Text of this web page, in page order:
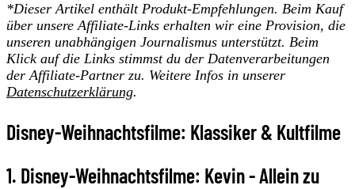
*Dieser Artikel enthält Produkt-Empfehlungen. Beim Kauf
über unsere Affiliate-Links erhalten wir eine Provision, die
unseren unabhängigen Journalismus unterstützt. Beim
Klick auf die Links stimmst du der Datenverarbeitungen
der Affiliate-Partner zu. Weitere Infos in unserer
Datenschutzerklärung.
Disney-Weihnachtsfilme: Klassiker & Kultfilme
1. Disney-Weihnachtsfilme: Kevin - Allein zu